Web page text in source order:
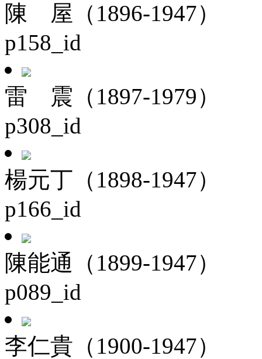
陳 屋（1896-1947）
p158_id
雷 震（1897-1979）
p308_id
楊元丁（1898-1947）
p166_id
陳能通（1899-1947）
p089_id
李仁貴（1900-1947）